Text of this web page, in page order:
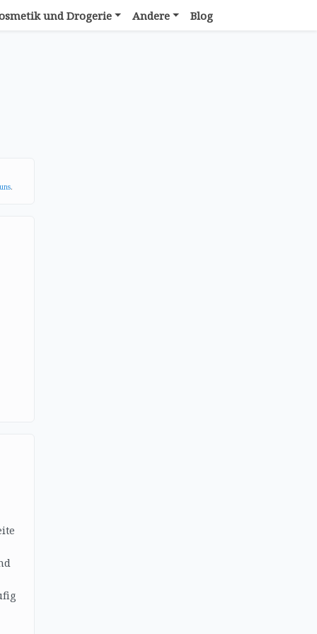
und Drogerie Andere Blog
.